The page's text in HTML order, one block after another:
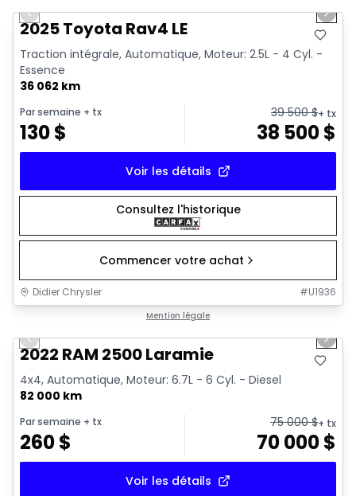
Previous slide Next
2025 Toyota Rav4 LE
Traction intégrale, Automatique, Moteur: 2.5L - 4 Cyl. -
Essence
36 062 km
Par semaine + tx
130$
39 500$+ tx
38 500$
Voir les détails
Consultez l'historique
Commencer votre achat
Didier Chrysler #U1936
Mention légale
Previous slide Next
2022 RAM 2500 Laramie
4x4, Automatique, Moteur: 6.7L - 6 Cyl. - Diesel
82 000 km
Par semaine + tx
260$
75 000$+ tx
70 000$
Voir les détails